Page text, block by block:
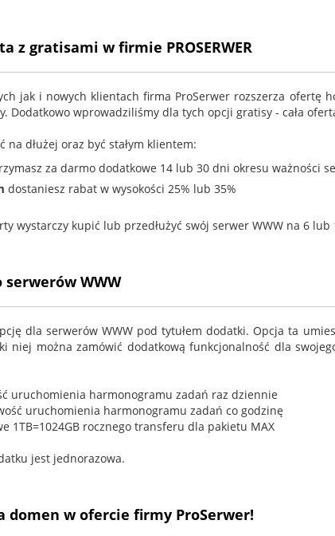
z gratisami w firmie PROSERWER
jak i nowych klientach firma ProSerwer rozszerza ofertę
Dodatkowo wprowadziliśmy dla tych opcji gratisy - cała
na dłużej oraz być stałym klientem:
za darmo dodatkowe 14 lub 30 dni okresu ważności
dostaniesz rabat w wysokości 25% lub 35%
wystarczy kupić lub przedłużyć swój serwer WWW na 6 lub
WWW
dla serwerów WWW pod tytułem dodatki. Opcja ta
niej można zamówić dodatkową funkcjonalność dla
uruchomienia harmonogramu zadań raz dziennie
uruchomienia harmonogramu zadań co godzinę
1TB=1024GB rocznego transferu dla pakietu MAX
jest jednorazowa.
domen w ofercie firmy ProSerwer!